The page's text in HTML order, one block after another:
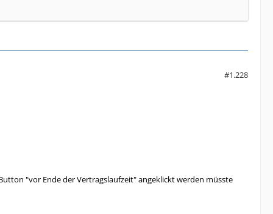
#1.228
"vor Ende der Vertragslaufzeit" angeklickt werden müsste